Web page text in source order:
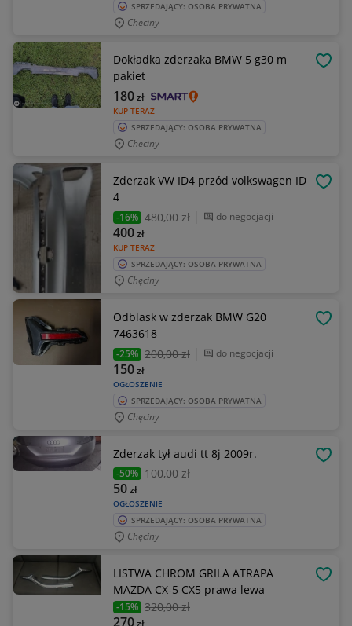
SPRZEDAJĄCY: OSOBA PRYWATNA
Checiny
Dokładka zderzaka BMW 5 g30 m
pakiet
KUP TERAZ
180zł
SPRZEDAJĄCY: OSOBA PRYWATNA
Checiny
Zderzak VW ID4 przód volkswagen ID
4
-16% 480,00 zł do negocjacji
KUP TERAZ
400zł
SPRZEDAJĄCY: OSOBA PRYWATNA
Chęciny
Odblask w zderzak BMW G20
7463618
-25% 200,00 zł do negocjacji
OGŁOSZENIE
150zł
SPRZEDAJĄCY: OSOBA PRYWATNA
Chęciny
Zderzak tył audi tt 8j 2009r.
-50% 100,00 zł
OGŁOSZENIE
50zł
SPRZEDAJĄCY: OSOBA PRYWATNA
Chęciny
LISTWA CHROM GRILA ATRAPA
MAZDA CX-5 CX5 prawa lewa
-15% 320,00 zł
270zł